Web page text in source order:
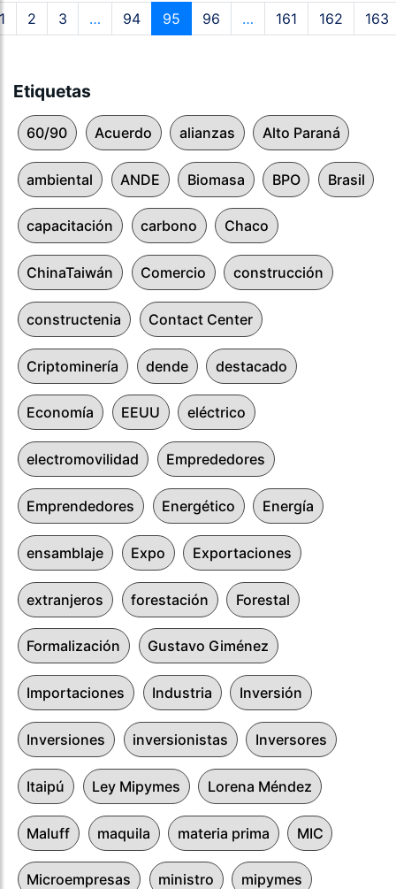
1 2 3 … 94 95 96 … 161 162 163
Etiquetas
60/90 Acuerdo alianzas Alto Paraná
ambiental ANDE Biomasa BPO Brasil
capacitación carbono Chaco
ChinaTaiwán Comercio construcción
constructenia Contact Center
Criptominería dende destacado
Economía EEUU eléctrico
electromovilidad Emprededores
Emprendedores Energético Energía
ensamblaje Expo Exportaciones
extranjeros forestación Forestal
Formalización Gustavo Giménez
Importaciones Industria Inversión
Inversiones inversionistas Inversores
Itaipú Ley Mipymes Lorena Méndez
Maluff maquila materia prima MIC
Microempresas ministro mipymes